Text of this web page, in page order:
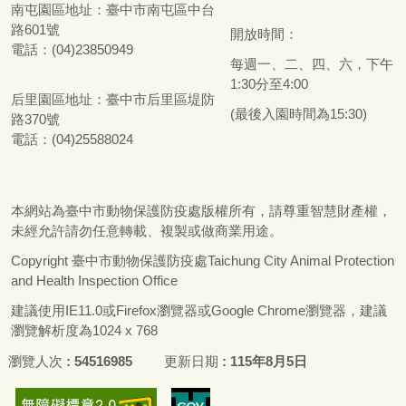
南屯園區地址： 臺中市南屯區中台
路601號
電話：(04)23850949
后里園區地址： 臺中市后里區堤防
路370號
電話：(04)25588024
開放時間：
每週一、二、四、六，下午
1:30分至4:00
(最後入園時間為15:30)
本網站為臺中市動物保護防疫處版權所有，請尊重智慧財產權，
未經允許請勿任意轉載、複製或做商業用途。
Copyright 臺中市動物保護防疫處Taichung City Animal Protection
and Health Inspection Office
建議使用IE11.0或Firefox瀏覽器或Google Chrome瀏覽器，建議
瀏覽解析度為1024 x 768
瀏覽人次 54516985 更新日期 115年8月5日